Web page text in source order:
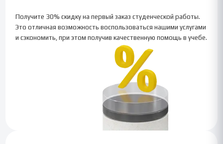
Получите 30% скидку на первый заказ студенческой работы.
Это отличная возможность воспользоваться нашими услугами
и сэкономить, при этом получив качественную помощь в учебе.